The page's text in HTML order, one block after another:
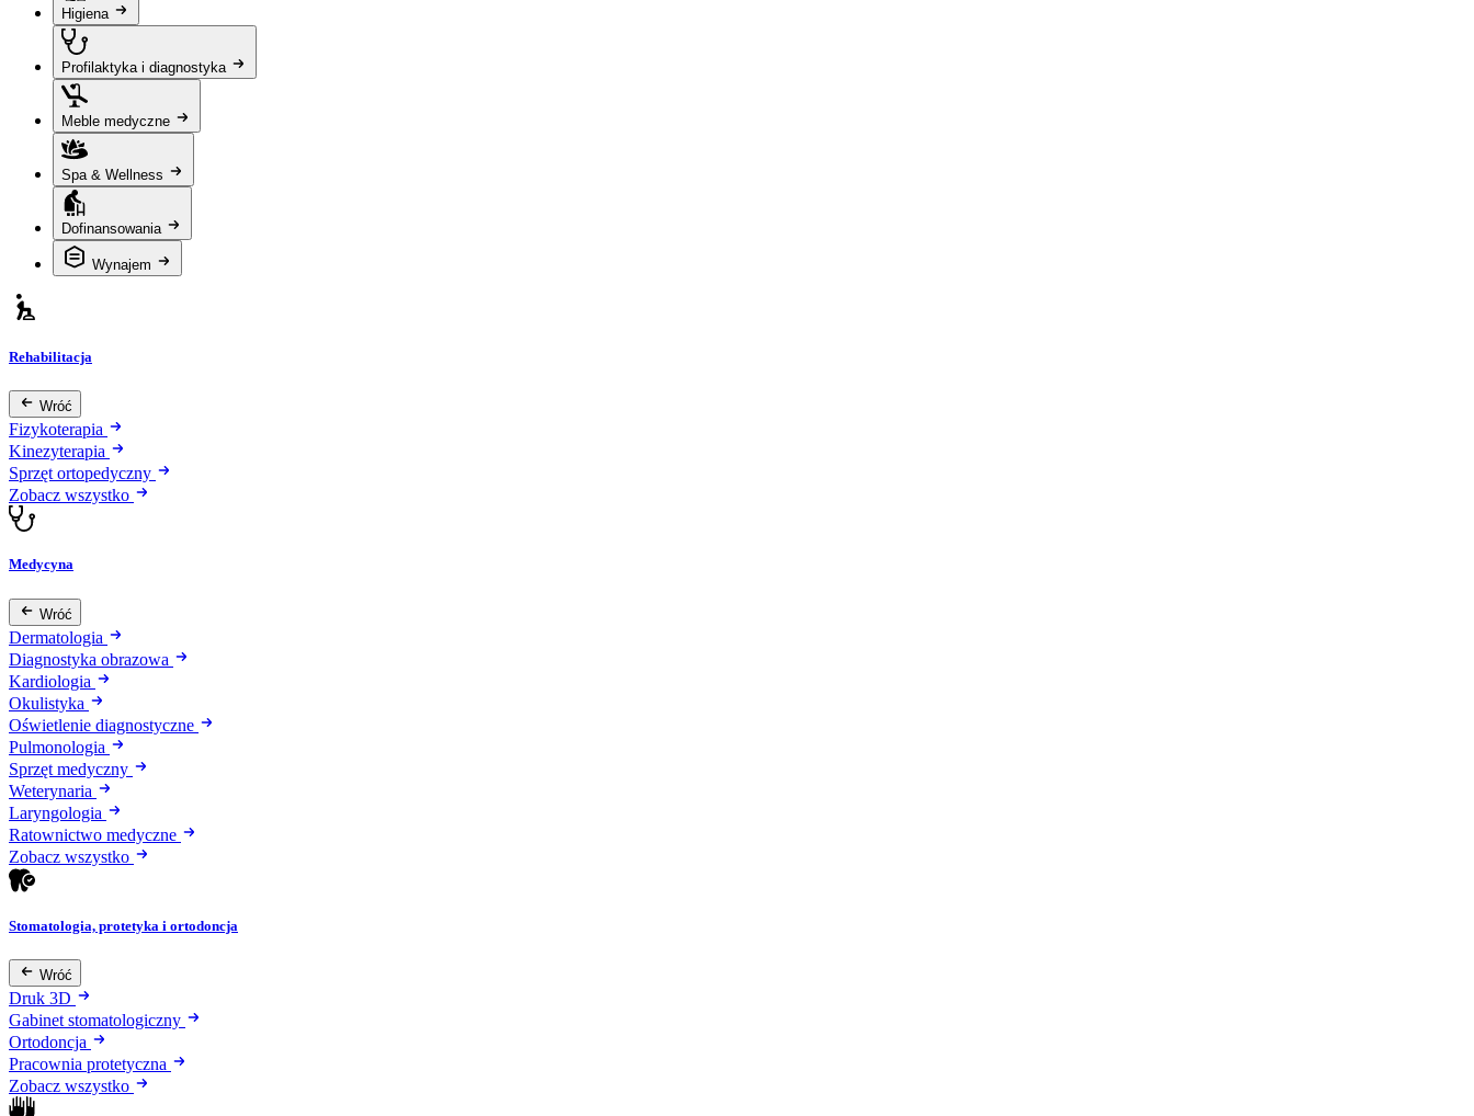
Higiena
Profilaktyka i diagnostyka
Meble medyczne
Spa & Wellness
Dofinansowania
Wynajem
Rehabilitacja
Wróć
Fizykoterapia
Kinezyterapia
Sprzęt ortopedyczny
Zobacz wszystko
Medycyna
Wróć
Dermatologia
Diagnostyka obrazowa
Kardiologia
Okulistyka
Oświetlenie diagnostyczne
Pulmonologia
Sprzęt medyczny
Weterynaria
Laryngologia
Ratownictwo medyczne
Zobacz wszystko
Stomatologia, protetyka i ortodoncja
Wróć
Druk 3D
Gabinet stomatologiczny
Ortodoncja
Pracownia protetyczna
Zobacz wszystko